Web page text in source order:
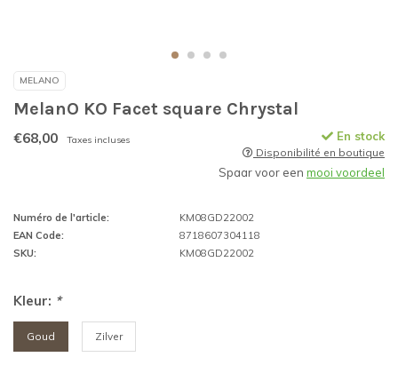
MELANO
MelanO KO Facet square Chrystal
€68,00 Taxes incluses En stock
Disponibilité en boutique
Spaar voor een mooi voordeel
Numéro de l'article:
KM08GD22002
EAN Code:
8718607304118
SKU:
KM08GD22002
Kleur: *
Goud Zilver